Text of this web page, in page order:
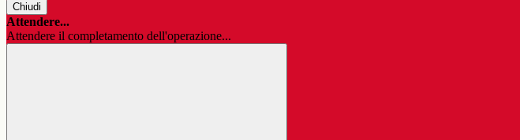
Chiudi
Attendere...
Attendere il completamento dell'operazione...